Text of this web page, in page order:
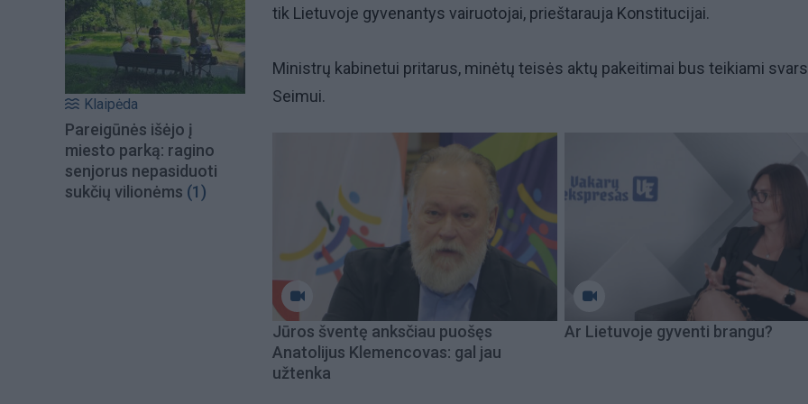
Klaipėda
Pareigūnės išėjo į
miesto parką: ragino
senjorus nepasiduoti
sukčių vilionėms (1)
tik Lietuvoje gyvenantys vairuotojai, prieštarauja Konstitucijai.
Ministrų kabinetui pritarus, minėtų teisės aktų pakeitimai bus teikiami
Seimui.
Jūros šventę anksčiau puošęs
Anatolijus Klemencovas: gal jau
užtenka
Ar Lietuvoje gyventi brangu?